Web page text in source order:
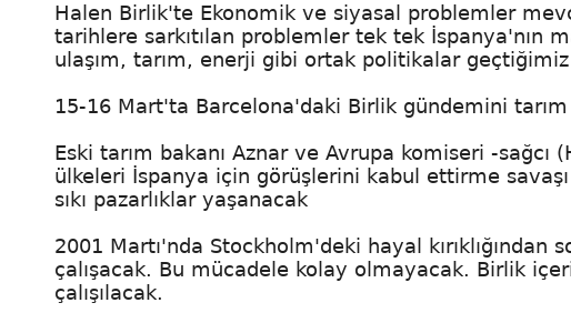
Halen Birlik'te Ekonomik ve siyasal problemler
tarihlere sarkıtılan problemler tek tek İspanya'nın
ulaşım, tarım, enerji gibi ortak politikalar
15-16 Mart'ta Barcelona'daki Birlik gündemini
Eski tarım bakanı Aznar ve Avrupa komiseri -
ülkeleri İspanya için görüşlerini kabul ettirme
sıkı pazarlıklar yaşanacak
2001 Martı'nda Stockholm'deki hayal
çalışacak. Bu mücadele kolay olmayacak. Birlik
çalışılacak.